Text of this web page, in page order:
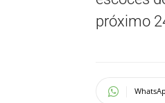
próximo